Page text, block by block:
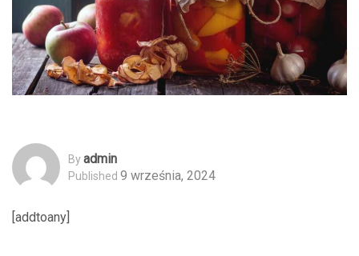
ByAdmin
Published 9 września, 2024
[addtoany]